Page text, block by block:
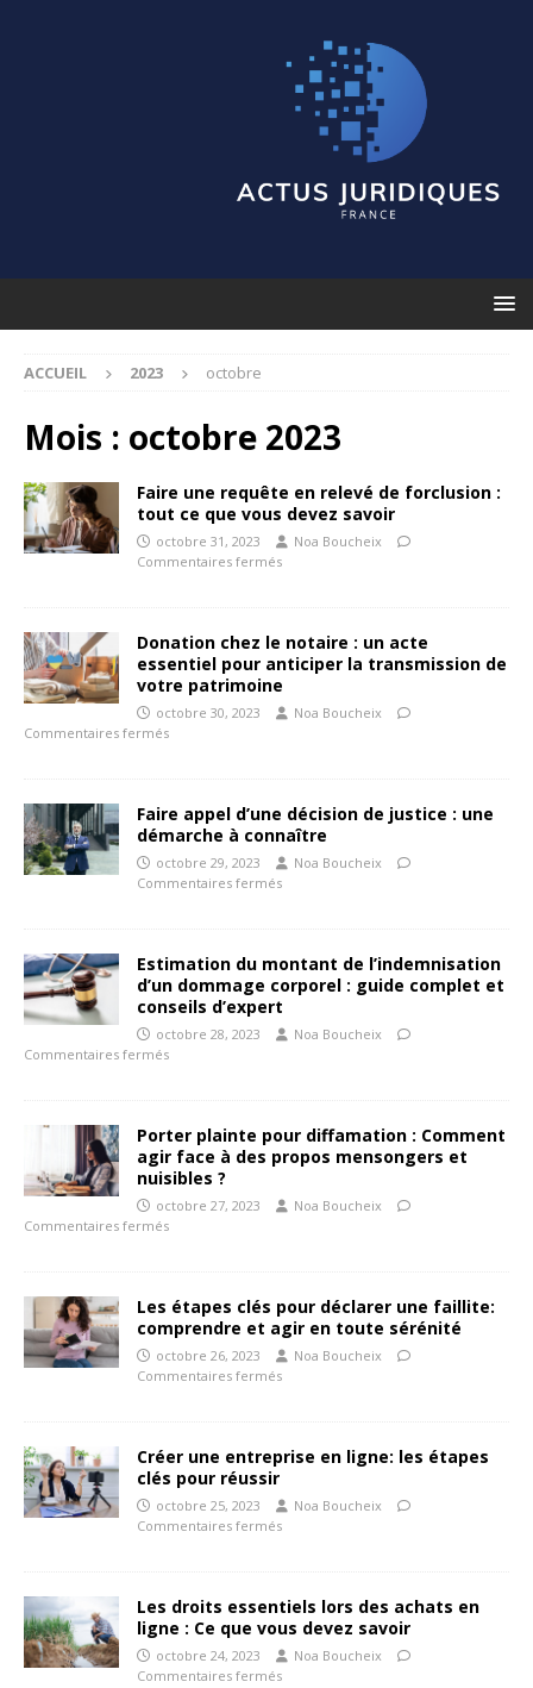
ACCUEIL 2023 octobre
Mois : octobre 2023
Faire une requête en relevé de forclusion :
tout ce que vous devez savoir
octobre 31, 2023
Noa Boucheix
Commentaires fermés
Donation chez le notaire : un acte
essentiel pour anticiper la transmission de
votre patrimoine
octobre 30, 2023
Noa Boucheix
Commentaires fermés
Faire appel d’une décision de justice : une
démarche à connaître
octobre 29, 2023
Noa Boucheix
Commentaires fermés
Estimation du montant de l’indemnisation
d’un dommage corporel : guide complet et
conseils d’expert
octobre 28, 2023
Noa Boucheix
Commentaires fermés
Porter plainte pour diffamation : Comment
agir face à des propos mensongers et
nuisibles ?
octobre 27, 2023
Noa Boucheix
Commentaires fermés
Les étapes clés pour déclarer une faillite:
comprendre et agir en toute sérénité
octobre 26, 2023
Noa Boucheix
Commentaires fermés
Créer une entreprise en ligne: les étapes
clés pour réussir
octobre 25, 2023
Noa Boucheix
Commentaires fermés
Les droits essentiels lors des achats en
ligne : Ce que vous devez savoir
octobre 24, 2023
Noa Boucheix
Commentaires fermés